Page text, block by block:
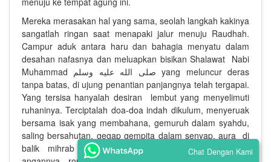
Mereka merasakan hal yang sama, seolah langkah kakinya
sangatlah ringan saat menapaki jalur menuju Raudhah.
Campur aduk antara haru dan bahagia menyatu dalam
desahan nafasnya dan meluapkan bisikan Shalawat Nabi
Muhammad صلى الله عليه وسلم yang meluncur deras
tanpa batas, di ujung penantian panjangnya telah tergapai.
Yang tersisa hanyalah desiran lembut yang menyelimuti
ruhaninya. Terciptalah doa-doa indah dikulum, menyeruak
bersama isak yang membahana, gemuruh dalam syahdu,
saling bersahutan, gegap gempita dalam senyap, aura di
balik mihrab Raudhah.Setelah menunaikan seluruh
Chat Dengan Kami